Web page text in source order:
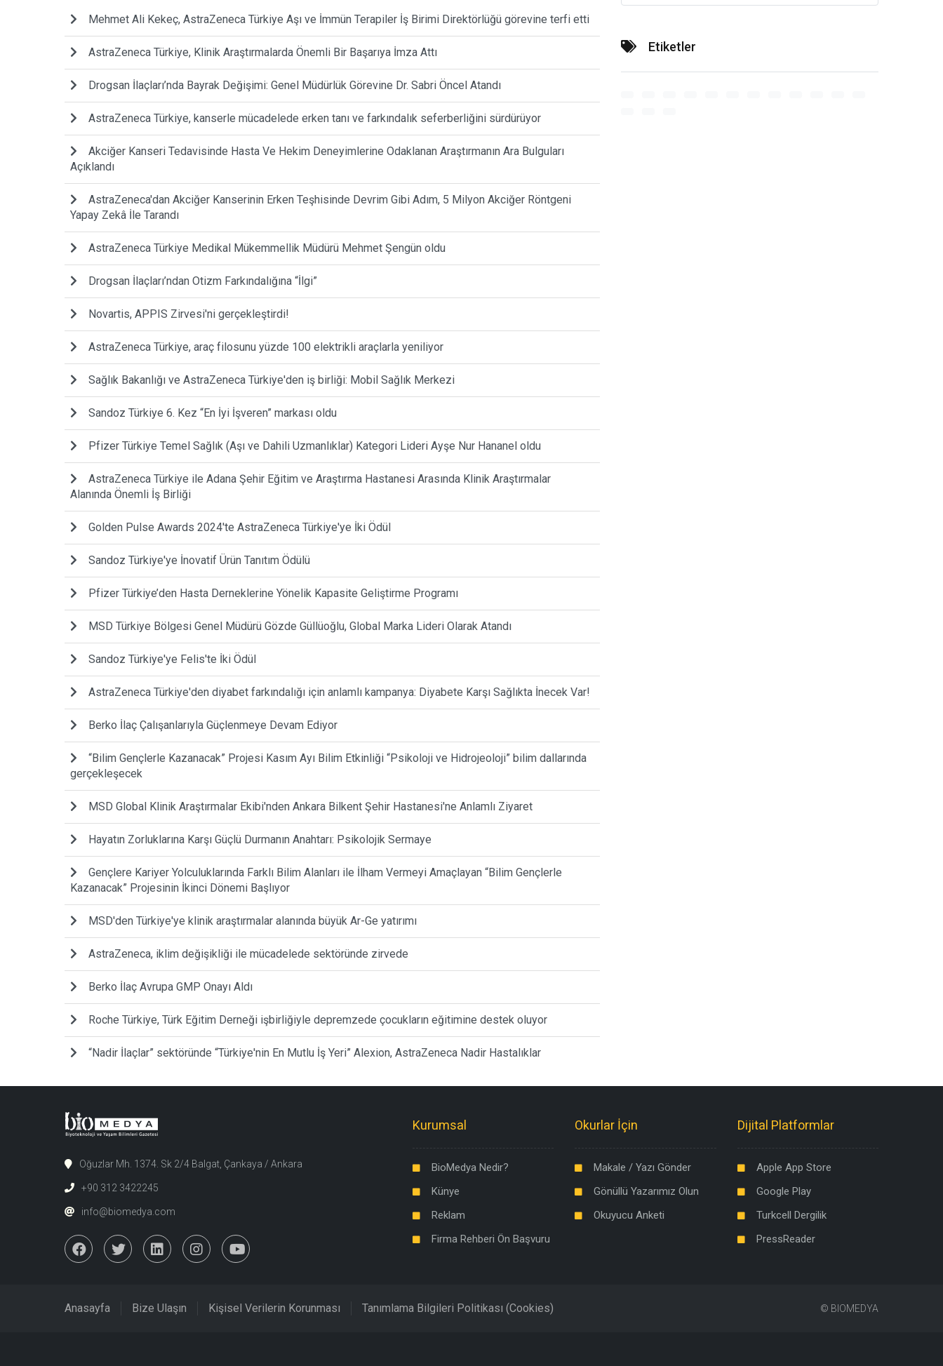
Mehmet Ali Kekeç, AstraZeneca Türkiye Aşı ve İmmün Terapiler İş Birimi Direktörlüğü görevine terfi etti
AstraZeneca Türkiye, Klinik Araştırmalarda Önemli Bir Başarıya İmza Attı
Drogsan İlaçları’nda Bayrak Değişimi: Genel Müdürlük Görevine Dr. Sabri Öncel Atandı
AstraZeneca Türkiye, kanserle mücadelede erken tanı ve farkındalık seferberliğini sürdürüyor
Akciğer Kanseri Tedavisinde Hasta Ve Hekim Deneyimlerine Odaklanan Araştırmanın Ara Bulguları
Açıklandı
AstraZeneca'dan Akciğer Kanserinin Erken Teşhisinde Devrim Gibi Adım, 5 Milyon Akciğer Röntgeni
Yapay Zekâ İle Tarandı
AstraZeneca Türkiye Medikal Mükemmellik Müdürü Mehmet Şengün oldu
Drogsan İlaçları’ndan Otizm Farkındalığına “İlgi”
Novartis, APPIS Zirvesi'ni gerçekleştirdi!
AstraZeneca Türkiye, araç filosunu yüzde 100 elektrikli araçlarla yeniliyor
Sağlık Bakanlığı ve AstraZeneca Türkiye'den iş birliği: Mobil Sağlık Merkezi
Sandoz Türkiye 6. Kez “En İyi İşveren” markası oldu
Pfizer Türkiye Temel Sağlık (Aşı ve Dahili Uzmanlıklar) Kategori Lideri Ayşe Nur Hananel oldu
AstraZeneca Türkiye ile Adana Şehir Eğitim ve Araştırma Hastanesi Arasında Klinik Araştırmalar
Alanında Önemli İş Birliği
Golden Pulse Awards 2024'te AstraZeneca Türkiye'ye İki Ödül
Sandoz Türkiye'ye İnovatif Ürün Tanıtım Ödülü
Pfizer Türkiye’den Hasta Derneklerine Yönelik Kapasite Geliştirme Programı
MSD Türkiye Bölgesi Genel Müdürü Gözde Güllüoğlu, Global Marka Lideri Olarak Atandı
Sandoz Türkiye'ye Felis'te İki Ödül
AstraZeneca Türkiye'den diyabet farkındalığı için anlamlı kampanya: Diyabete Karşı Sağlıkta İnecek Var!
Berko İlaç Çalışanlarıyla Güçlenmeye Devam Ediyor
“Bilim Gençlerle Kazanacak” Projesi Kasım Ayı Bilim Etkinliği “Psikoloji ve Hidrojeoloji” bilim dallarında
gerçekleşecek
MSD Global Klinik Araştırmalar Ekibi'nden Ankara Bilkent Şehir Hastanesi'ne Anlamlı Ziyaret
Hayatın Zorluklarına Karşı Güçlü Durmanın Anahtarı: Psikolojik Sermaye
Gençlere Kariyer Yolculuklarında Farklı Bilim Alanları ile İlham Vermeyi Amaçlayan “Bilim Gençlerle
Kazanacak” Projesinin İkinci Dönemi Başlıyor
MSD'den Türkiye'ye klinik araştırmalar alanında büyük Ar-Ge yatırımı
AstraZeneca, iklim değişikliği ile mücadelede sektöründe zirvede
Berko İlaç Avrupa GMP Onayı Aldı
Roche Türkiye, Türk Eğitim Derneği işbirliğiyle depremzede çocukların eğitimine destek oluyor
“Nadir İlaçlar” sektöründe “Türkiye'nin En Mutlu İş Yeri” Alexion, AstraZeneca Nadir Hastalıklar
Etiketler
Oğuzlar Mh. 1374. Sk 2/4 Balgat, Çankaya / Ankara
+90 312 3422245
info@biomedya.com
Kurumsal
BioMedya Nedir?
Künye
Reklam
Firma Rehberi Ön Başvuru
Okurlar İçin
Makale / Yazı Gönder
Gönüllü Yazarımız Olun
Okuyucu Anketi
Dijital Platformlar
Apple App Store
Google Play
Turkcell Dergilik
PressReader
Anasayfa Bize Ulaşın Kişisel Verilerin Korunması Tanımlama Bilgileri Politikası (Cookies) © BIOMEDYA